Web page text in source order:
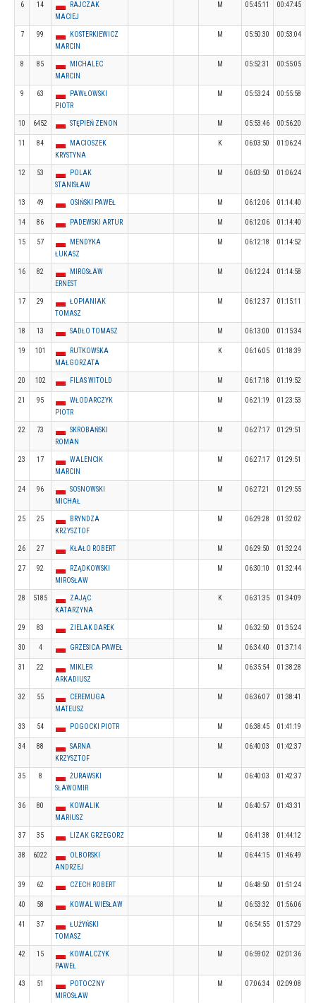
6 14
RAJCZAK
MACIEJ
M 05:45:11 00:47:45
7 99
KOSTERKIEWICZ
MARCIN
M 05:50:30 00:53:04
8 85
MICHALEC
MARCIN
M 05:52:31 00:55:05
9 63
PAWŁOWSKI
PIOTR
M 05:53:24 00:55:58
10 6452 STĘPIEŃ ZENON M 05:53:46 00:56:20
11 84
MACIOSZEK
KRYSTYNA
K 06:03:50 01:06:24
12 53
POLAK
STANISŁAW
M 06:03:50 01:06:24
13 49 OSIŃSKI PAWEŁ M 06:12:06 01:14:40
14 86 PADEWSKI ARTUR M 06:12:06 01:14:40
15 57
MENDYKA
ŁUKASZ
M 06:12:18 01:14:52
16 82
MIROSŁAW
ERNEST
M 06:12:24 01:14:58
17 29
ŁOPIANIAK
TOMASZ
M 06:12:37 01:15:11
18 13 SADŁO TOMASZ M 06:13:00 01:15:34
19 101
RUTKOWSKA
MAŁGORZATA
K 06:16:05 01:18:39
20 102 FILAS WITOLD M 06:17:18 01:19:52
21 95
WŁODARCZYK
PIOTR
M 06:21:19 01:23:53
22 73
SKROBAŃSKI
ROMAN
M 06:27:17 01:29:51
23 17
WALENCIK
MARCIN
M 06:27:17 01:29:51
24 96
SOSNOWSKI
MICHAŁ
M 06:27:21 01:29:55
25 25
BRYNDZA
KRZYSZTOF
M 06:29:28 01:32:02
26 27 KŁAŁO ROBERT M 06:29:50 01:32:24
27 92
RZĄDKOWSKI
MIROSŁAW
M 06:30:10 01:32:44
28 5185
ZAJĄC
KATARZYNA
K 06:31:35 01:34:09
29 83 ZIELAK DAREK M 06:32:50 01:35:24
30 4 GRZESICA PAWEŁ M 06:34:40 01:37:14
31 22
MIKLER
ARKADIUSZ
M 06:35:54 01:38:28
32 55
CEREMUGA
MATEUSZ
M 06:36:07 01:38:41
33 54 POGOCKI PIOTR M 06:38:45 01:41:19
34 88
SARNA
KRZYSZTOF
M 06:40:03 01:42:37
35 8
ŻURAWSKI
SŁAWOMIR
M 06:40:03 01:42:37
36 80
KOWALIK
MARIUSZ
M 06:40:57 01:43:31
37 35 LIZAK GRZEGORZ M 06:41:38 01:44:12
38 6022
OLBORSKI
ANDRZEJ
M 06:44:15 01:46:49
39 62 CZECH ROBERT M 06:48:50 01:51:24
40 58 KOWAL WIESŁAW M 06:53:32 01:56:06
41 37
ŁUŻYŃSKI
TOMASZ
M 06:54:55 01:57:29
42 15
KOWALCZYK
PAWEŁ
M 06:59:02 02:01:36
43 51
POTOCZNY
MIROSŁAW
M 07:06:34 02:09:08